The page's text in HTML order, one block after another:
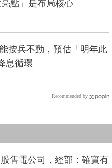
點」是布局核心
按兵不動，預估「明年此
息循環
Recommended by
售電公司，經部：確實有